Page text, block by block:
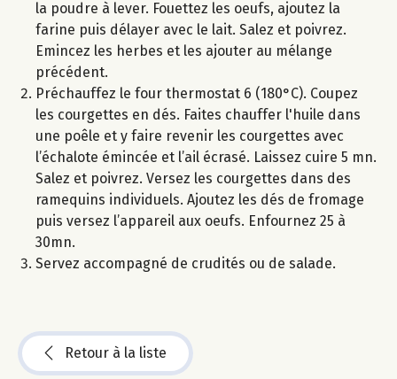
la poudre à lever. Fouettez les oeufs, ajoutez la
farine puis délayer avec le lait. Salez et poivrez.
Emincez les herbes et les ajouter au mélange
précédent.
Préchauffez le four thermostat 6 (180°C). Coupez
les courgettes en dés. Faites chauffer l'huile dans
une poêle et y faire revenir les courgettes avec
l’échalote émincée et l’ail écrasé. Laissez cuire 5 mn.
Salez et poivrez. Versez les courgettes dans des
ramequins individuels. Ajoutez les dés de fromage
puis versez l’appareil aux oeufs. Enfournez 25 à
30mn.
Servez accompagné de crudités ou de salade.
Retour à la liste